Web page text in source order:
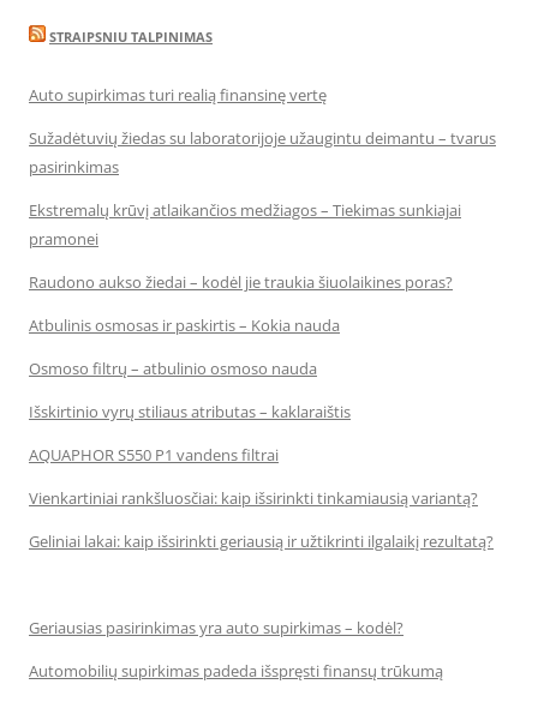
STRAIPSNIU TALPINIMAS
Auto supirkimas turi realią finansinę vertę
Sužadėtuvių žiedas su laboratorijoje užaugintu deimantu – tvarus
pasirinkimas
Ekstremalų krūvį atlaikančios medžiagos – Tiekimas sunkiajai
pramonei
Raudono aukso žiedai – kodėl jie traukia šiuolaikines poras?
Atbulinis osmosas ir paskirtis – Kokia nauda
Osmoso filtrų – atbulinio osmoso nauda
Išskirtinio vyrų stiliaus atributas – kaklaraištis
AQUAPHOR S550 P1 vandens filtrai
Vienkartiniai rankšluosčiai: kaip išsirinkti tinkamiausią variantą?
Geliniai lakai: kaip išsirinkti geriausią ir užtikrinti ilgalaikį rezultatą?
Geriausias pasirinkimas yra auto supirkimas – kodėl?
Automobilių supirkimas padeda išspręsti finansų trūkumą